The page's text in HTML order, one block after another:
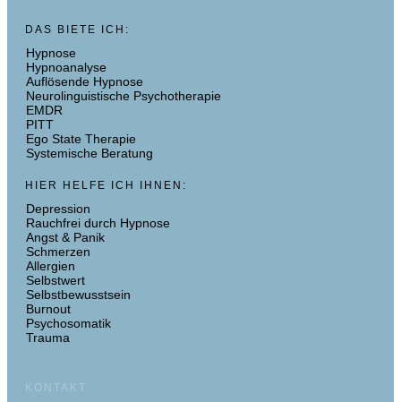
DAS BIETE ICH:
Hypnose
Hypnoanalyse
Auflösende Hypnose
Neurolinguistische Psychotherapie
EMDR
PITT
Ego State Therapie
Systemische Beratung
HIER HELFE ICH IHNEN:
Depression
Rauchfrei durch Hypnose
Angst & Panik
Schmerzen
Allergien
Selbstwert
Selbstbewusstsein
Burnout
Psychosomatik
Trauma
KONTAKT